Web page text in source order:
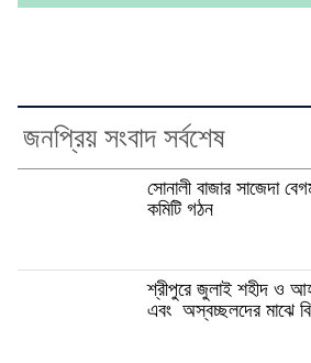
জনপ্রিয় সংবাদ সর্বশেষ
সোনালী বাজার সাজেদা
কমিটি গঠন
শ্রীপুরে জুলাই শহীদ ও
এবং অস্বচ্ছলদের মাঝে